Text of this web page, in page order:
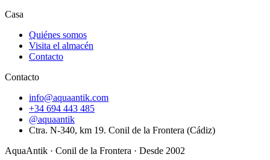
Casa
Quiénes somos
Visita el almacén
Contacto
Contacto
info@aquaantik.com
+34 694 443 485
@aquaantik
Ctra. N-340, km 19. Conil de la Frontera (Cádiz)
AquaAntik · Conil de la Frontera · Desde 2002